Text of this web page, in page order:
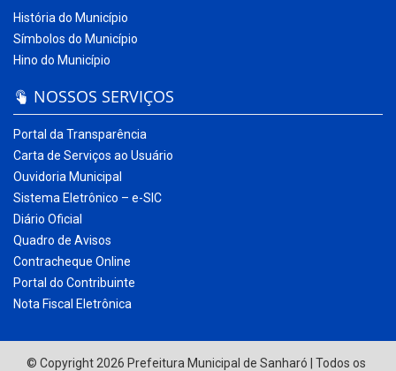
História do Município
Símbolos do Município
Hino do Município
NOSSOS SERVIÇOS
Portal da Transparência
Carta de Serviços ao Usuário
Ouvidoria Municipal
Sistema Eletrônico – e-SIC
Diário Oficial
Quadro de Avisos
Contracheque Online
Portal do Contribuinte
Nota Fiscal Eletrônica
© Copyright 2026 Prefeitura Municipal de Sanharó | Todos os